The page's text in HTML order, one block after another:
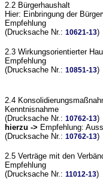
2.2 Bürgerhaushalt
Hier: Einbringung der
Empfehlung
(Drucksache Nr.: 10621-13)
2.3 Wirkungsorientierter
Empfehlung
(Drucksache Nr.: 10851-13)
2.4
Kenntnisnahme
(Drucksache Nr.: 10762-13)
hierzu -> Empfehlung:
(Drucksache Nr.: 10762-13)
2.5 Verträge mit den
Empfehlung
(Drucksache Nr.: 11012-13)